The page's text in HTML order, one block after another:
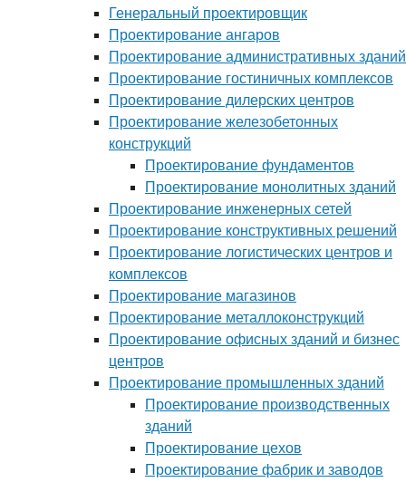
Генеральный проектировщик
Проектирование ангаров
Проектирование административных зданий
Проектирование гостиничных комплексов
Проектирование дилерских центров
Проектирование железобетонных
конструкций
Проектирование фундаментов
Проектирование монолитных зданий
Проектирование инженерных сетей
Проектирование конструктивных решений
Проектирование логистических центров и
комплексов
Проектирование магазинов
Проектирование металлоконструкций
Проектирование офисных зданий и бизнес
центров
Проектирование промышленных зданий
Проектирование производственных
зданий
Проектирование цехов
Проектирование фабрик и заводов